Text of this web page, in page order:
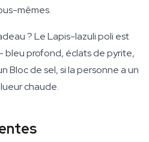
mêmes.
? Le Lapis-lazuli poli est
bleu profond, éclats de pyrite,
Bloc de sel, si la personne a un
chaude.